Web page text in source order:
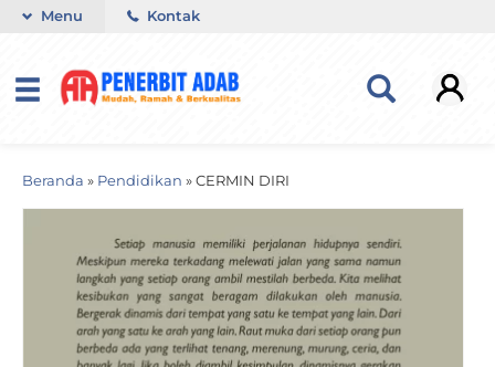
Menu Kontak
Beranda » Pendidikan » CERMIN DIRI